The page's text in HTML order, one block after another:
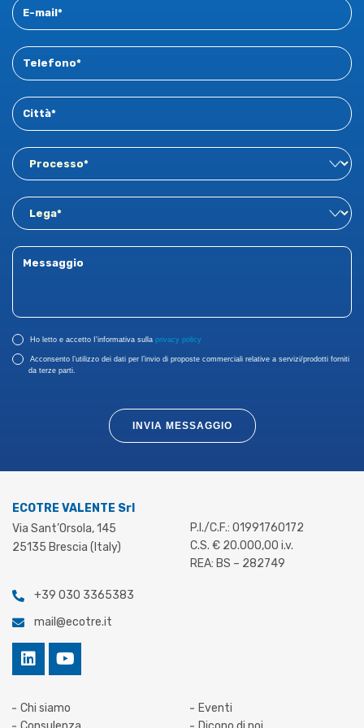
Ho letto e accetto I'informativa sulla privacy policy
Acconsento l’utilizzo dei dati per l’invio di proposte commerciali relative a servizi/prodotti forniti
da terze parti.
INVIA MESSAGGIO
ECOTRE VALENTE Srl
Via Sant’Orsola, 145
25135 Brescia (Italy)
+39 030 3365383
mail@ecotre.it
P.I./C.F.: 01991760172
C.S. € 20.000,00 i.v.
REA: BS – 282749
Chi siamo
Eventi